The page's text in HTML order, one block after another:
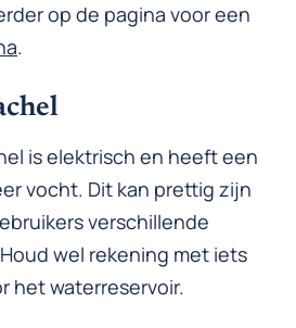
op de pagina voor een
.
is elektrisch en heeft een
vocht. Dit kan prettig zijn
verschillende
wel rekening met iets
het waterreservoir.